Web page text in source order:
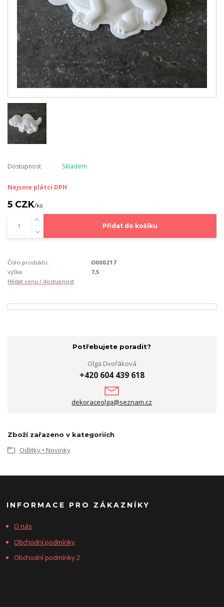
Dostupnost Skladem
Nejsme plátci DPH
5 CZK/ks
Přidat do košíku
Číslo produktu:
O000217
výška:
7,5
Hlídat cenu / dostupnost
Potřebujete poradit?
Olga Dvořáková
+420 604 439 618
dekoraceolga@seznam.cz
Zboží zařazeno v kategoriích
Odlitky • Novinky
INFORMACE PRO ZÁKAZNÍKY
O nás
Obchodní podmínky
Obchodní podmínky 2